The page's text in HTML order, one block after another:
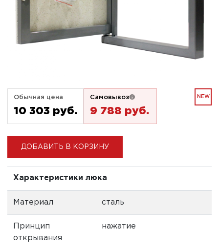
Обычная цена
10 303 pуб.
Самовывоз
9 788 pуб.
NEW
ДОБАВИТЬ В КОРЗИНУ
Характеристики люка
Материал сталь
Принцип
открывания
нажатие